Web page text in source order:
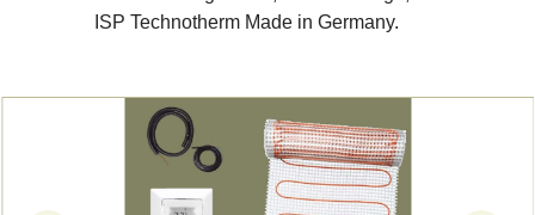
ISP Technotherm Made in Germany.